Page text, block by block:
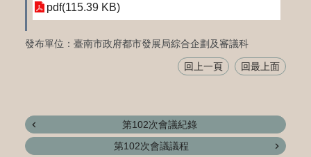
pdf(115.39 KB)
發布單位：臺南市政府都市發展局綜合企劃及審議科
回上一頁 回最上面
第102次會議紀錄
第102次會議議程